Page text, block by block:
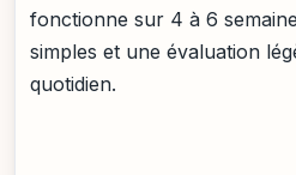
fonctionne sur 4 à 6
simples et une évaluation
quotidien.